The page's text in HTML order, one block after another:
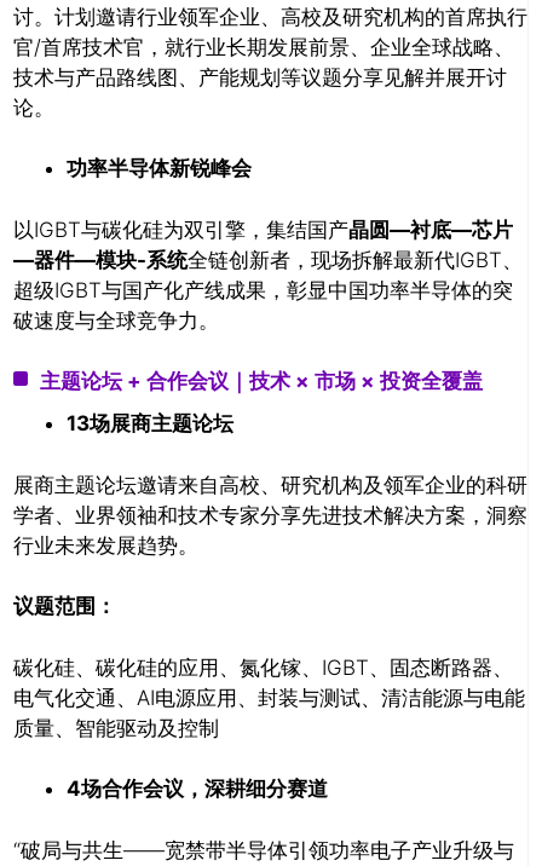
讨。计划邀请行业领军企业、高校及研究机构的首席执行
官/首席技术官，就行业长期发展前景、企业全球战略、
技术与产品路线图、产能规划等议题分享见解并展开讨
论。
功率半导体新锐峰会
以IGBT与碳化硅为双引擎，集结国产晶圆—衬底—芯片
—器件—模块-系统全链创新者，现场拆解最新代IGBT、
超级IGBT与国产化产线成果，彰显中国功率半导体的突
破速度与全球竞争力。
主题论坛 + 合作会议｜技术 × 市场 × 投资全覆盖
13场展商主题论坛
展商主题论坛邀请来自高校、研究机构及领军企业的科研
学者、业界领袖和技术专家分享先进技术解决方案，洞察
行业未来发展趋势。
议题范围：
碳化硅、碳化硅的应用、氮化镓、IGBT、固态断路器、
电气化交通、AI电源应用、封装与测试、清洁能源与电能
质量、智能驱动及控制
4场合作会议，深耕细分赛道
“破局与共生——宽禁带半导体引领功率电子产业升级与